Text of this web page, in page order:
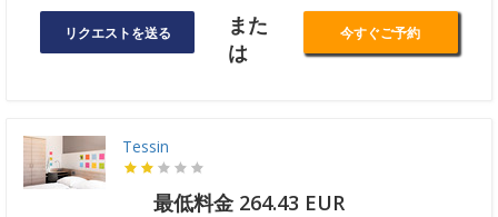
リクエストを送る
また
は
今すぐご予約
Tessin
最低料金 264.43 EUR